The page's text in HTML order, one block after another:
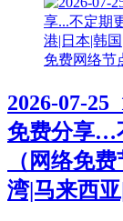
免费网络节
2026-07-
免费分享…
（网络免
湾|马来西